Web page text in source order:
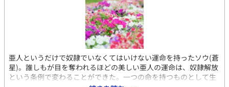
亜人というだけで奴隷でいなくてはいけない運命を持ったソウ(蒼
星)。誰しもが目を奪われるほどの美しい亜人の運命は、奴隷解放
という条例で変わることができた。一つの命を持つものとして生